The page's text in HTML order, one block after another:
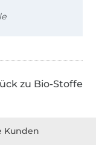
zu Bio-Stoffe